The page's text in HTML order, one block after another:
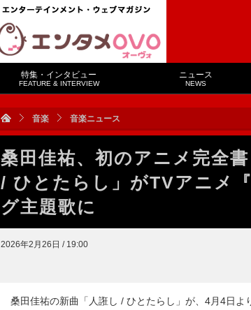
特集・インタビュー
FEATURE & INTERVIEW
ニュース
NEWS
音楽 音楽ニュース
桑田佳祐、初のアニメ完全
/ ひとたらし」がTVアニメ
グ主題歌に
2026年2月26日 / 19:00
桑田佳祐の新曲「人誑し / ひとたらし」が、4月4日よ